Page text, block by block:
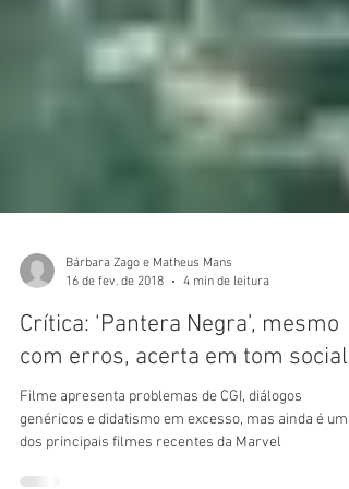
Bárbara Zago e Matheus Mans
4 min de leitura
Crítica: ‘Pantera Negra’, mesmo
com erros, acerta em tom social
Filme apresenta problemas de CGI, diálogos
genéricos e didatismo em excesso, mas ainda é um